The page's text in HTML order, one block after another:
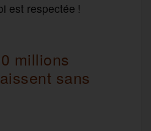
est respectée !
millions
sans